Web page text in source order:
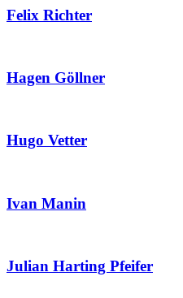
Felix Richter
Hagen Göllner
Hugo Vetter
Ivan Manin
Julian Harting Pfeifer